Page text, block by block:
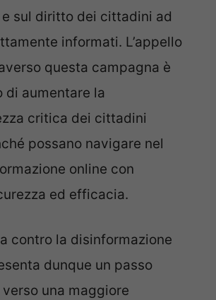
e sul diritto dei cittadini ad
informati. L’appello
questa campagna è
di aumentare la
critica dei cittadini
possano navigare nel
online con
ed efficacia.
contro la disinformazione
dunque un passo
una maggiore